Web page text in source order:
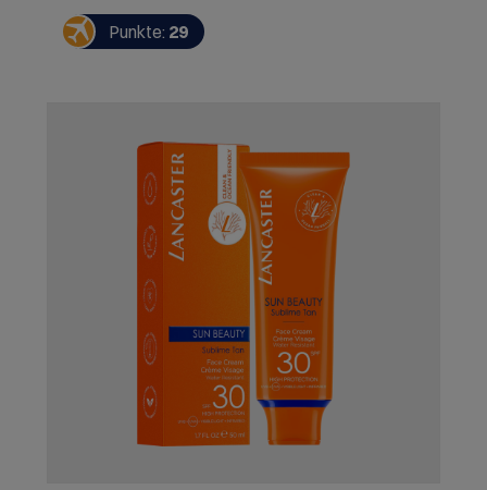
lang anhaltende, ebenmäßige und strahlend
goldene Bräune. Hauttyp: Alle
Punkte: 29